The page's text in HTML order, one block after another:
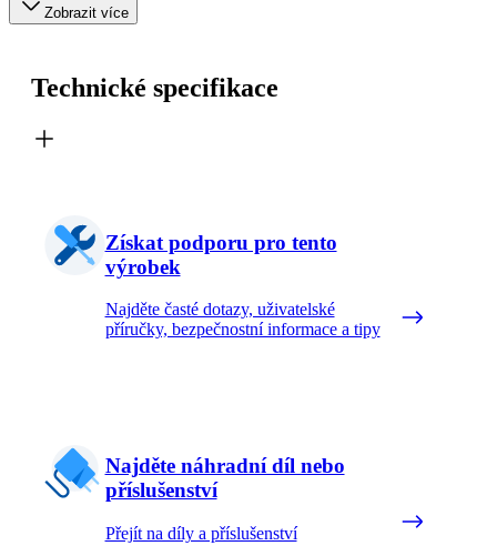
Zobrazit více
Technické specifikace
Získat podporu pro tento
výrobek
Najděte časté dotazy, uživatelské
příručky, bezpečnostní informace a tipy
Najděte náhradní díl nebo
příslušenství
Přejít na díly a příslušenství